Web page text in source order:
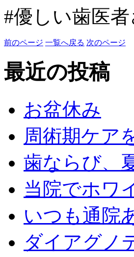
#優しい歯医者
前のページ 一覧へ戻る 次のページ
最近の投稿
お盆休み
周術期ケア
歯ならび、
当院でホワ
いつも通院
ダイアグノ